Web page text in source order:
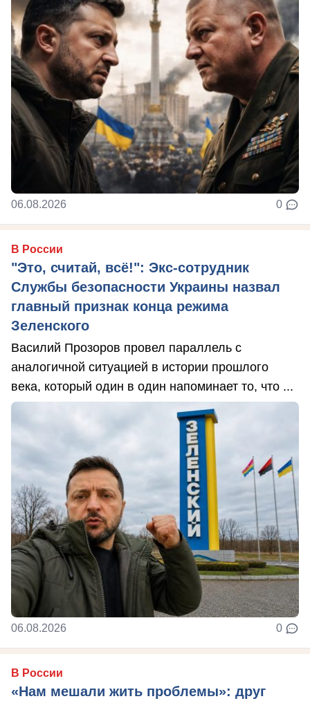
06.08.2026 0
В России
"Это, считай, всё!": Экс-сотрудник
Службы безопасности Украины назвал
главный признак конца режима
Зеленского
Василий Прозоров провел параллель с
аналогичной ситуацией в истории прошлого
века, который один в один напоминает то, что ...
06.08.2026 0
В России
«Нам мешали жить проблемы»: друг